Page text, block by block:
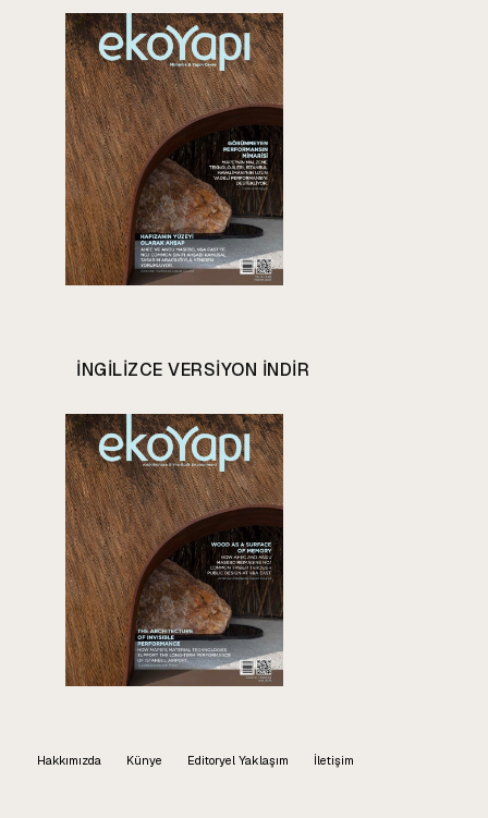
INGILIZCE VERSIYON INDIR
Hakkımızda Künye Editoryel Yaklaşım İletişim